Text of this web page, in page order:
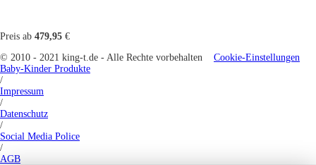
Preis ab 479,95 €
© 2010 - 2021 king-t.de - Alle Rechte vorbehalten Cookie-Einstellungen
Baby-Kinder Produkte
/
Impressum
/
Datenschutz
/
Social Media Police
/
AGB